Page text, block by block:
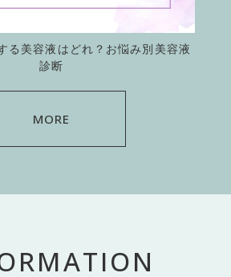
る美容液はどれ？お悩み別美容液
診断
MORE